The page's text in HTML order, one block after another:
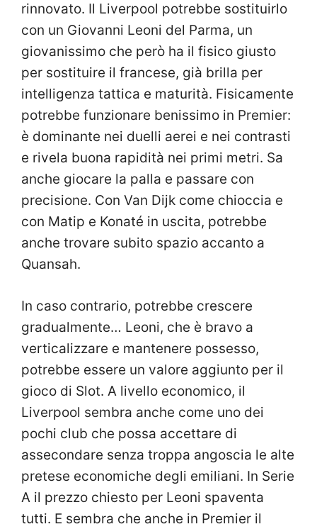
rinnovato. Il Liverpool potrebbe sostituirlo
con un Giovanni Leoni del Parma, un
giovanissimo che però ha il fisico giusto
per sostituire il francese, già brilla per
intelligenza tattica e maturità. Fisicamente
potrebbe funzionare benissimo in Premier:
è dominante nei duelli aerei e nei contrasti
e rivela buona rapidità nei primi metri. Sa
anche giocare la palla e passare con
precisione. Con Van Dijk come chioccia e
con Matip e Konaté in uscita, potrebbe
anche trovare subito spazio accanto a
Quansah.
In caso contrario, potrebbe crescere
gradualmente… Leoni, che è bravo a
verticalizzare e mantenere possesso,
potrebbe essere un valore aggiunto per il
gioco di Slot. A livello economico, il
Liverpool sembra anche come uno dei
pochi club che possa accettare di
assecondare senza troppa angoscia le alte
pretese economiche degli emiliani. In Serie
A il prezzo chiesto per Leoni spaventa
tutti. E sembra che anche in Premier il